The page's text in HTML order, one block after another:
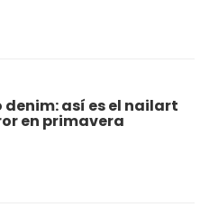
denim: así es el nailart
en primavera